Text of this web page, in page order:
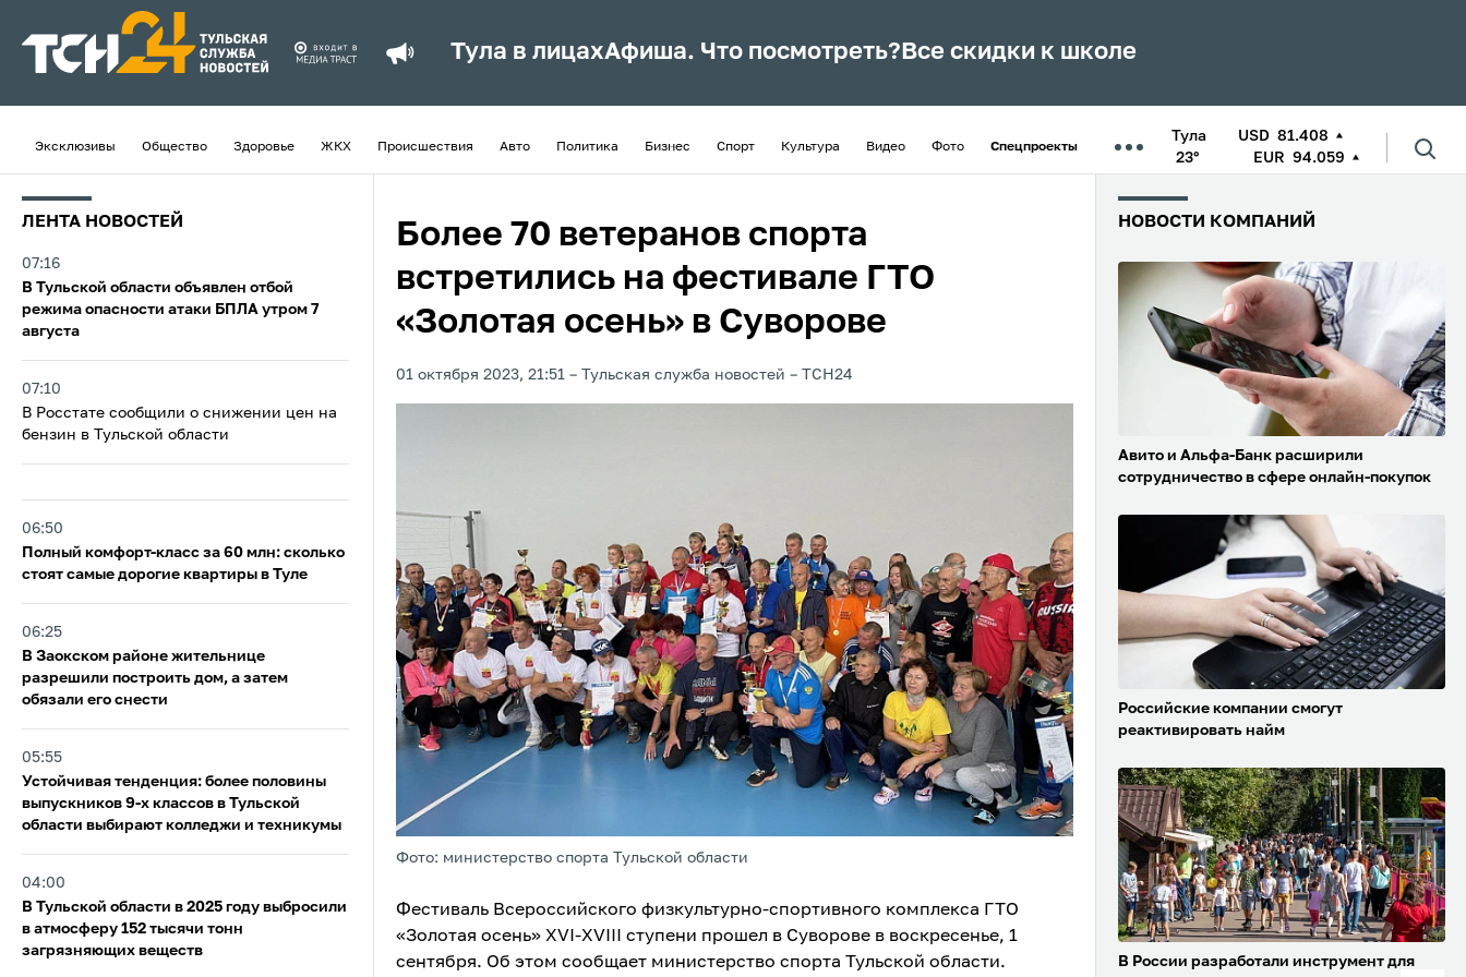
Тула в лицахАфиша. Что посмотреть? Все скидки к школе
Эксклюзивы Общество Здоровье ЖКХ Происшествия Авто Политика Бизнес Спорт Культура Видео Фото Спецпроекты
Тула
23°
USD 81.408
EUR 94.059
ЛЕНТА НОВОСТЕЙ
07:16
В Тульской области объявлен отбой
режима опасности атаки БПЛА утром 7
августа
07:10
В Росстате сообщили о снижении цен на
бензин в Тульской области
06:50
Полный комфорт-класс за 60 млн: сколько
стоят самые дорогие квартиры в Туле
06:25
В Заокском районе жительнице
разрешили построить дом, а затем
обязали его снести
05:55
Устойчивая тенденция: более половины
выпускников 9‑х классов в Тульской
области выбирают колледжи и техникумы
04:00
В Тульской области в 2025 году выбросили
в атмосферу 152 тысячи тонн
загрязняющих веществ
Более 70 ветеранов спорта
встретились на фестивале ГТО
«Золотая осень» в Суворове
01 октября 2023, 21:51 Тульская служба новостей ТСН24
Фото: министерство спорта Тульской области
Фестиваль Всероссийского физкультурно-спортивного комплекса ГТО
«Золотая осень» XVI-XVIII ступени прошел в Суворове в воскресенье, 1
сентября. Об этом сообщает министерство спорта Тульской области.
НОВОСТИ КОМПАНИЙ
Авито и Альфа-Банк расширили
сотрудничество в сфере онлайн-покупок
Российские компании смогут
реактивировать найм
В России разработали инструмент для